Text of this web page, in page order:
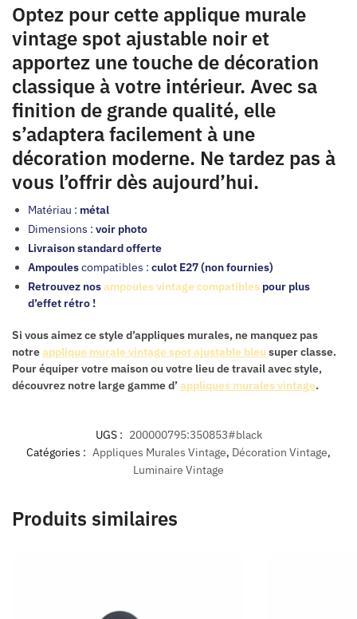
Optez pour cette applique murale
vintage spot ajustable noir et
apportez une touche de décoration
classique à votre intérieur. Avec sa
finition de grande qualité, elle
s’adaptera facilement à une
décoration moderne. Ne tardez pas à
vous l’offrir dès aujourd’hui.
Matériau : métal
Dimensions : voir photo
Livraison standard offerte
Ampoulescompatibles : culot E27 (non fournies)
Retrouvez nosampoules vintage compatibles pour plus
d’effet rétro !
Si vous aimez ce style d’appliques murales, ne manquez pas
notreapplique murale vintage spot ajustable bleu super classe.
Pour équiper votre maison ou votre lieu de travail avec style,
découvrez notre large gamme d’appliques murales vintage.
UGS : 200000795:350853#black
Catégories : Appliques Murales Vintage, Décoration Vintage,
Luminaire Vintage
Produits similaires